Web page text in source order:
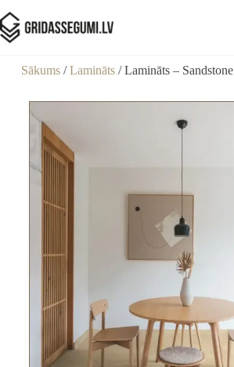
Sākums/Lamināts/ Lamināts – Sandstone